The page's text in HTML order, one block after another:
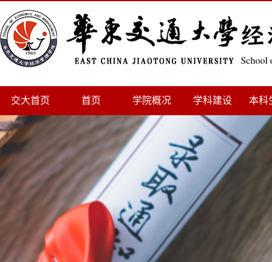
交大首页 首页 学院概况 学科建设 本科